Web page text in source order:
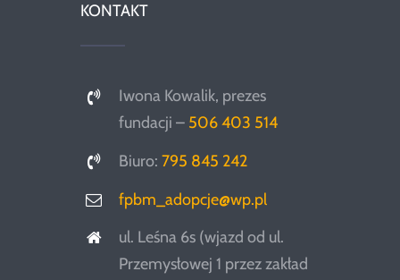
KONTAKT
Iwona Kowalik, prezes
fundacji – 506 403 514
Biuro:795 845 242
fpbm_adopcje@wp.pl
ul. Leśna 6s (wjazd od ul.
Przemysłowej 1 przez zakład